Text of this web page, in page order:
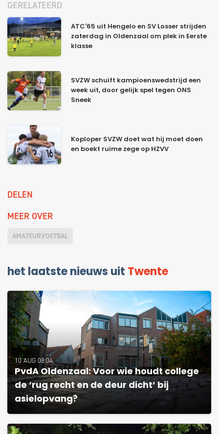
GERELATEERD
ATC'65 uit Hengelo en SV Losser strijden
zaterdag in Oldenzaal om plek in Eerste
klasse
SVZW schuift kampioenswedstrijd een
week uit, door gelijk spel tegen ONS
Sneek
Koploper SVZW doet wat hij moet doen
en boekt ruime zege op HZVV
DELEN
MEER OVER
AMATEURVOETBAL
het laatste nieuws uit Twente
10 AUG 08:04
PvdA Oldenzaal: Voor wie houdt college
de ‘rug recht en de deur dicht’ bij
asielopvang?